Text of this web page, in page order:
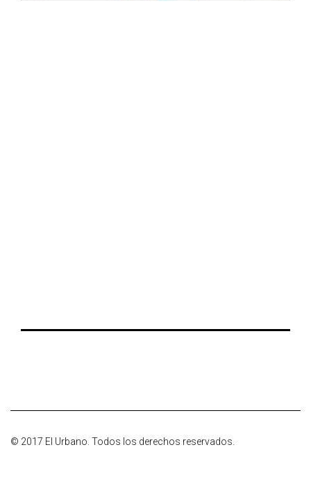
© 2017 El Urbano. Todos los derechos reservados.